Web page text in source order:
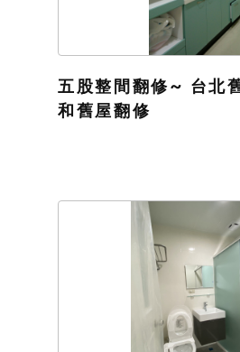
五股整間翻修~ 台北
和舊屋翻修